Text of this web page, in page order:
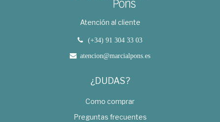
Atención al cliente
(+34) 91 304 33 03
atencion@marcialpons.es
¿DUDAS?
Como comprar
Preguntas frecuentes